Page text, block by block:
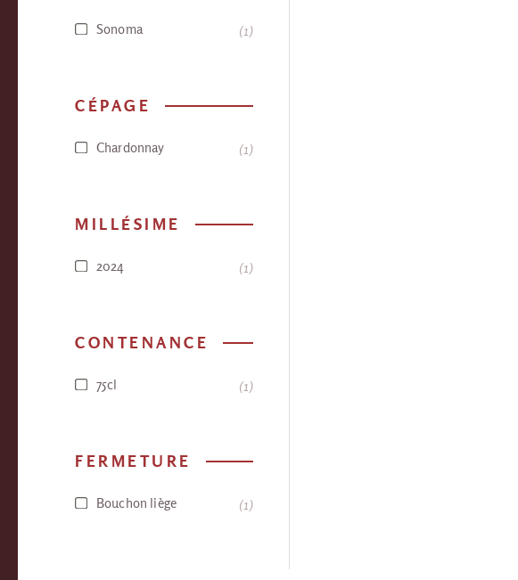
Sonoma 1
CÉPAGE
Chardonnay 1
MILLÉSIME
2024 1
CONTENANCE
75cl 1
FERMETURE
Bouchon liège 1